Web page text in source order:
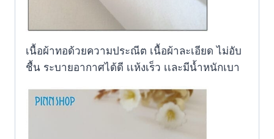
เนื้อผ้าทอด้วยความประณีต เนื้อผ้าละเอียด ไม่อับ
ชื้น ระบายอากาศได้ดี เเห้งเร็ว เเละมีน้ำหนักเบา